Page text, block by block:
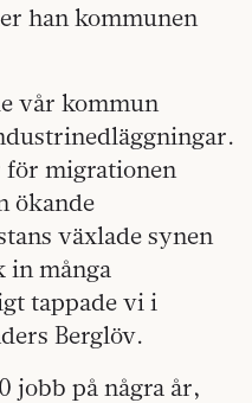
han kommunen
vår kommun
för migrationen
ökande
växlade synen
många
tappade vi i
Berglöv.
jobb på några år,